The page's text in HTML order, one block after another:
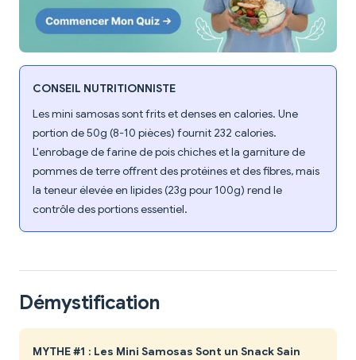
CONSEIL NUTRITIONNISTE
Les mini samosas sont frits et denses en calories. Une
portion de 50g (8-10 pièces) fournit 232 calories.
L'enrobage de farine de pois chiches et la garniture de
pommes de terre offrent des protéines et des fibres, mais
la teneur élevée en lipides (23g pour 100g) rend le
contrôle des portions essentiel.
Démystification
MYTHE #1 : Les Mini Samosas Sont un Snack Sain